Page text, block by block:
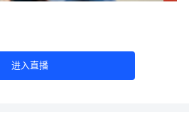
进入直播